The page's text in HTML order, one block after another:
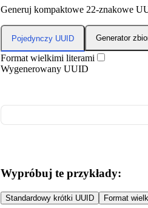
Generuj kompaktowe 22-znakowe
Pojedynczy UUID Generator
Format wielkimi literami
Wygenerowany UUID
Wypróbuj te przykłady:
Standardowy krótki UUID Format